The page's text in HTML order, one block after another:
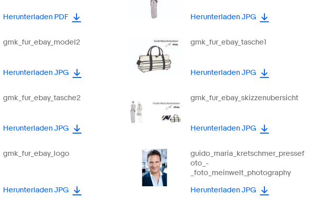
Herunterladen PDF Herunterladen JPG
gmk_fur_ebay_model2
Herunterladen JPG
gmk_fur_ebay_tasche1
Herunterladen JPG
gmk_fur_ebay_tasche2
Herunterladen JPG
gmk_fur_ebay_skizzenubersicht
Herunterladen JPG
gmk_fur_ebay_logo
Herunterladen JPG
guido_maria_kretschmer_pressef
oto_-
_foto_meinwelt_photography
Herunterladen JPG